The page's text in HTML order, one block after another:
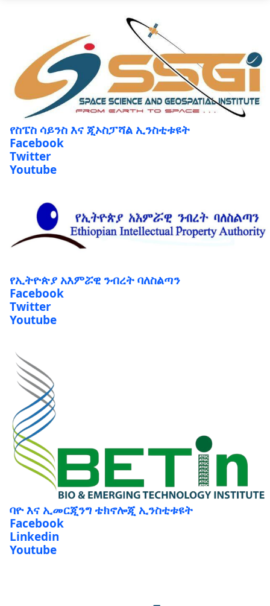
የስፔስ ሳይንስ እና ጂኦስፓሻል ኢንስቲቱዩት
Facebook
Twitter
Youtube
Facebook
Twitter
Youtube
ባዮ እና ኢመርጂንግ ቴክኖሎጂ ኢንስቲቱዩት
Facebook
Linkedin
Youtube